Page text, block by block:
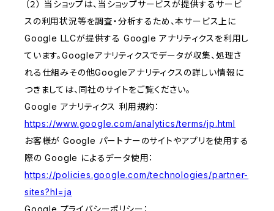
（２） 当ショップは、当ショップサービスが提供するサービ
スの利用状況等を調査・分析するため、本サービス上に
Google LLCが提供する Google アナリティクスを利用し
ています。Googleアナリティクスでデータが収集、処理さ
れる仕組みその他Googleアナリティクスの詳しい情報に
つきましては、同社のサイトをご覧ください。
Google アナリティクス 利用規約：
https://www.google.com/analytics/terms/jp.html
お客様が Google パートナーのサイトやアプリを使用する
際の Google によるデータ使用：
https://policies.google.com/technologies/partner-
sites?hl=ja